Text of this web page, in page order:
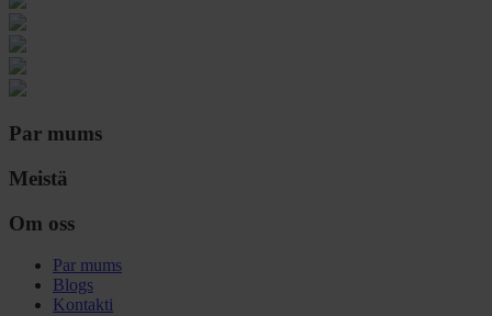
Par mums
Meistä
Om oss
Par mums
Blogs
Kontakti